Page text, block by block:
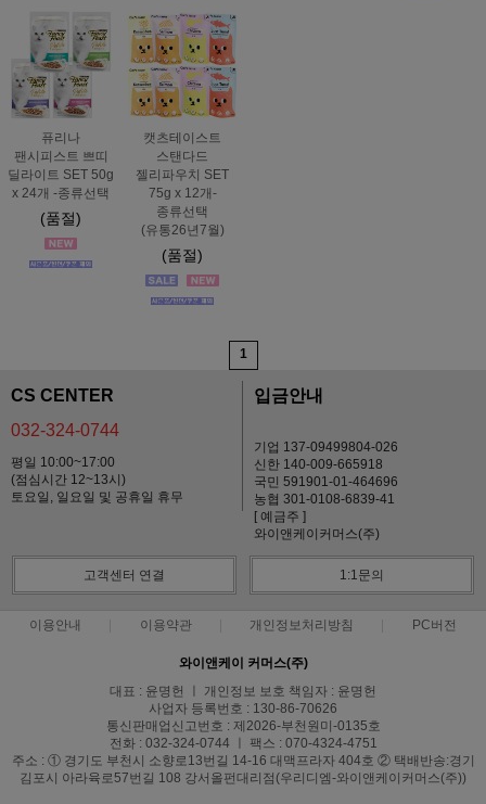
퓨리나
팬시피스트 쁘띠
딜라이트 SET 50g
x 24개 -종류선택
(품절)
캣츠테이스트
스탠다드
젤리파우치 SET
75g x 12개-
종류선택
(유통26년7월)
(품절)
1
CS CENTER
032-324-0744
평일 10:00~17:00
(점심시간 12~13시)
토요일, 일요일 및 공휴일 휴무
입금안내
기업 137-09499804-026
신한 140-009-665918
국민 591901-01-464696
농협 301-0108-6839-41
[ 예금주 ]
와이앤케이커머스(주)
고객센터 연결 1:1문의
이용안내 이용약관 개인정보처리방침 PC버전
와이앤케이 커머스(주)
대표 : 윤명헌 ㅣ 개인정보 보호 책임자 : 윤명헌
사업자 등록번호 : 130-86-70626
통신판매업신고번호 : 제2026-부천원미-0135호
전화 : 032-324-0744 ㅣ 팩스 : 070-4324-4751
주소 : ① 경기도 부천시 소향로13번길 14-16 대맥프라자 404호 ② 택배반송:경기
김포시 아라육로57번길 108 강서올펀대리점(우리디엠-와이앤케이커머스(주))